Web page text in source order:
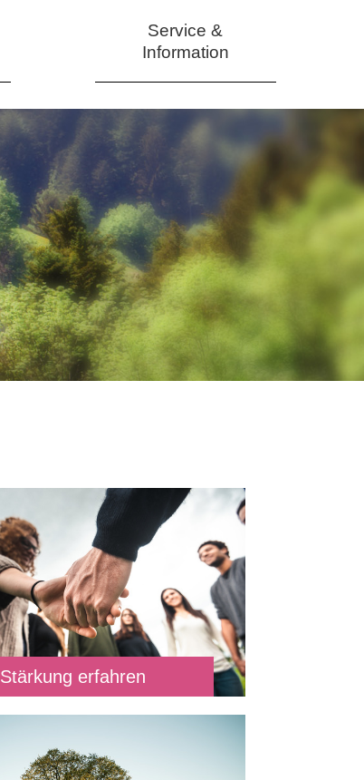
Service &
Information
Stärkung erfahren